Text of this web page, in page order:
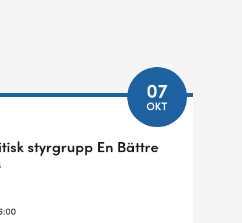
07
OKT
styrgrupp En Bättre